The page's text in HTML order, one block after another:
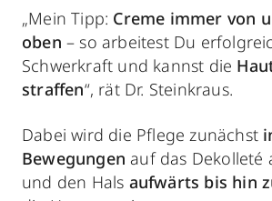
„Mein Tipp: Creme immer von
oben – so arbeitest Du
Schwerkraft und kannst die
straffen“, rät Dr. Steinkraus.
Dabei wird die Pflege zunächst
Bewegungen auf das Dekolleté
und den Hals aufwärts bis hin